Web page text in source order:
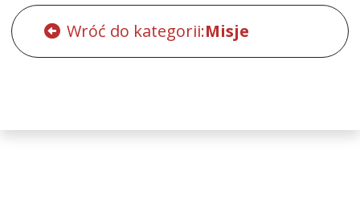
Wróć do kategorii:Misje